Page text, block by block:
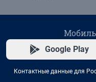
Google Play
Контактные данные для